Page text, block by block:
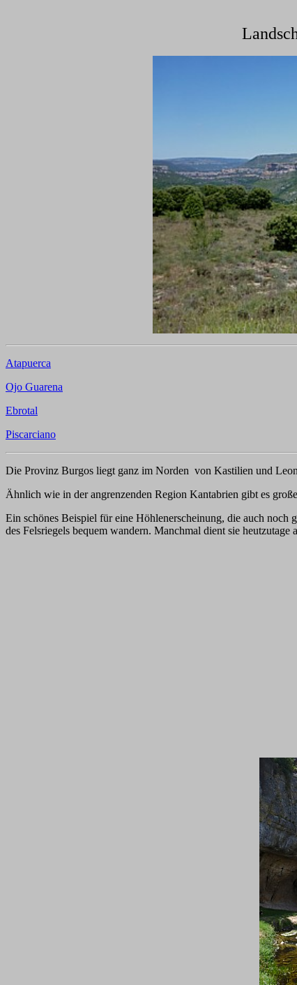
Atapuerca
Ojo Guarena
Ebrotal
Piscarciano
Die Provinz Burgos liegt ganz im Norden von Kastilien und
Ähnlich wie in der angrenzenden Region Kantabrien gibt es
Ein schönes Beispiel für eine Höhlenerscheinung, die auch
des Felsriegels bequem wandern. Manchmal dient sie